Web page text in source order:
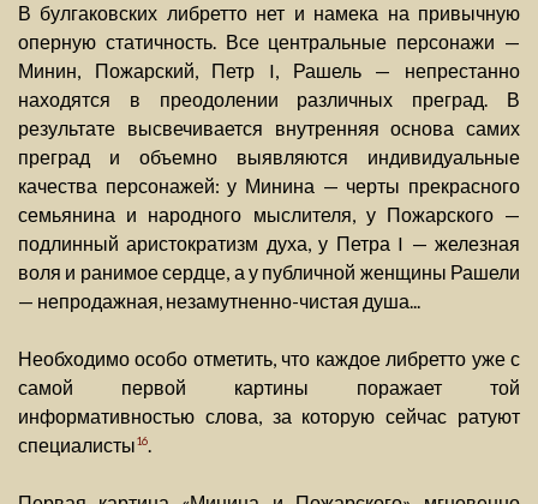
В булгаковских либретто нет и намека на привычную
оперную статичность. Все центральные персонажи —
Минин, Пожарский, Петр I, Рашель — непрестанно
находятся в преодолении различных преград. В
результате высвечивается внутренняя основа самих
преград и объемно выявляются индивидуальные
качества персонажей: у Минина — черты прекрасного
семьянина и народного мыслителя, у Пожарского —
подлинный аристократизм духа, у Петра I — железная
воля и ранимое сердце, а у публичной женщины Рашели
— непродажная, незамутненно-чистая душа...
Необходимо особо отметить, что каждое либретто уже с
самой первой картины поражает той
информативностью слова, за которую сейчас ратуют
специалисты16.